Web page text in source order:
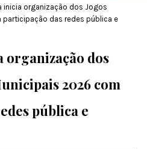
inicia organização dos Jogos
das redes pública e
dos
2026 com
pública e